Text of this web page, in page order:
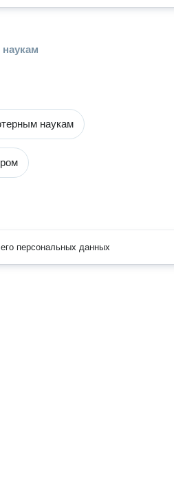
наукам
персональных данных